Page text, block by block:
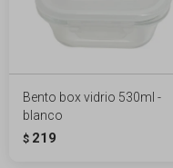
Bento box vidrio 530ml -
blanco
$ 219